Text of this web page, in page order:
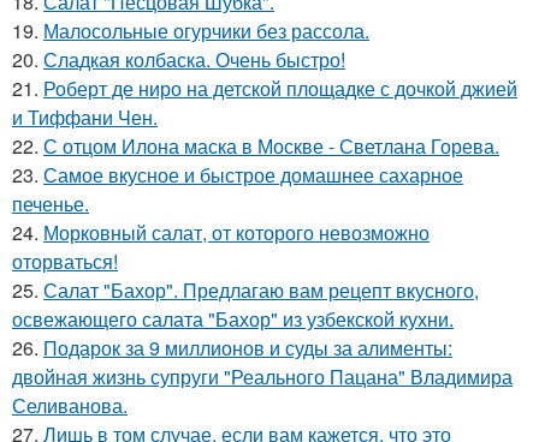
19. Малосольные огурчики без рассола.
20. Сладкая колбаска. Очень быстро!
21. Роберт де ниро на детской площадке с дочкой джией
и Тиффани Чен.
22. С отцом Илона маска в Москве - Светлана Горева.
23. Самое вкусное и быстрое домашнее сахарное
печенье.
24. Морковный салат, от которого невозможно
оторваться!
25. Салат "Бахор". Предлагаю вам рецепт вкусного,
освежающего салата "Бахор" из узбекской кухни.
26. Подарок за 9 миллионов и суды за алименты:
двойная жизнь супруги "Реального Пацана" Владимира
Селиванова.
27. Лишь в том случае, если вам кажется, что это